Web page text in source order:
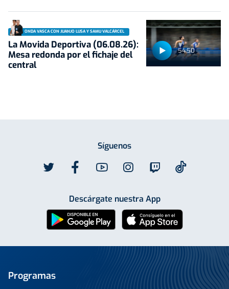
54:50
ONDA VASCA CON JUANJO LUSA Y SAMU VALCÁRCEL
La Movida Deportiva (06.08.26):
Mesa redonda por el fichaje del
central
Síguenos
Descárgate nuestra App
Programas